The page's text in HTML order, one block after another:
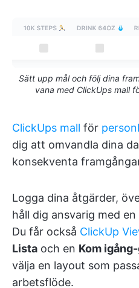
Sätt upp mål och följ dina
vana med ClickUps mall
ClickUps mall för
dig att omvandla dina
konsekventa
Logga dina åtgärder,
håll dig ansvarig med
Du får också ClickUp
Lista och en Kom
välja en layout som
arbetsflöde.